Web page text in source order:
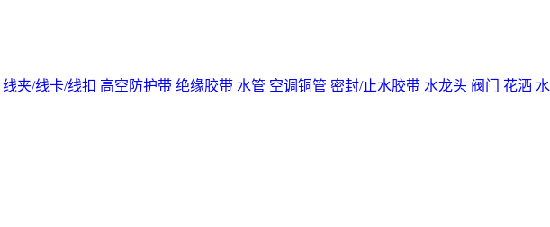
线夹/线卡/线扣 高空防护带 绝缘胶带 水管 空调铜管 密封/止水胶带 水龙头 阀门 花洒 水